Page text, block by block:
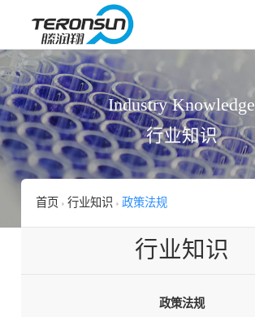
Industry Knowledge
行业知识
首页 行业知识 政策法规
行业知识
政策法规